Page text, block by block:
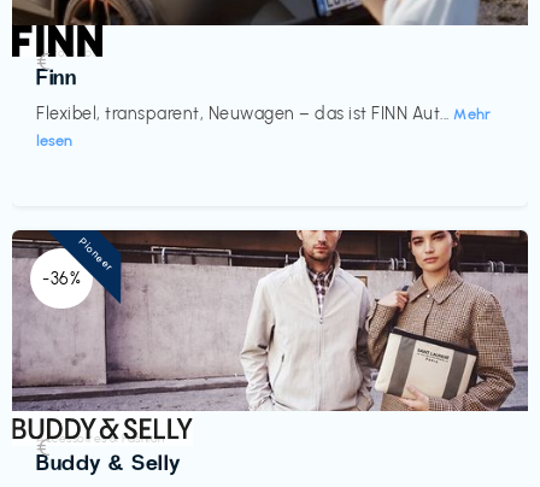
Automobil
Finn
Flexibel, transparent, Neuwagen – das ist FINN Aut... Mehr
lesen
€‎
-36%
Accessoires & Fashion
Buddy & Selly
€‎
Pioneer